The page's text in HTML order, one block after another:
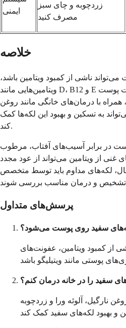
ایمنی
زردچوبه و چای سبز
مصرف کنید
خلاصه
ناشی از کمبود ویتامین باشد،
ویتامین‌هایی مانند D، B12 و E نقش حیاتی در حفظ سلامت پوست
همراه با درمان‌های خانگی مانند روغن
به تسکین و بهبود این لکه‌ها کمک
کند.
در برابر آسیب‌های آفتاب، مرطوب
غنی از ویتامین می‌تواند از عود مجدد
حال، لکه‌های مداوم باید توسط متخصص
پرسش‌های متداول
سفید روی پوست می‌شود؟
از کمبود ویتامین، عفونت‌های
سفید را در خانه درمان کنم؟
نارگیل، آلوئه ورا و زردچوبه